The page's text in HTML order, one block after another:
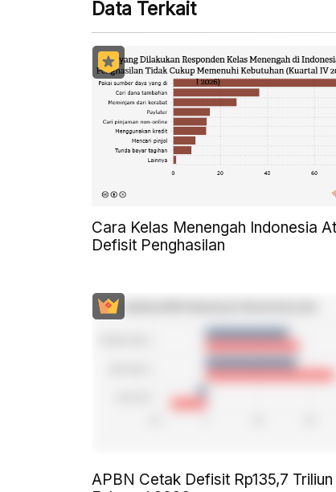
Data Terkait
Cara Kelas Menengah Indonesia
Defisit Penghasilan
APBN Cetak Defisit Rp135,7